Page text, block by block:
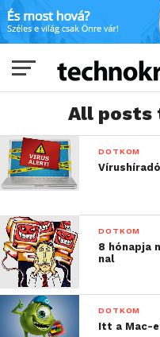
All posts
DOTKOM
DOTKOM
8 hónapja
nal
DOTKOM
Itt a Mac-